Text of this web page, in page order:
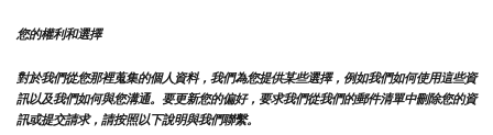
您的權利和選擇
對於我們從您那裡蒐集的個人資料，我們為您提供某些選擇，例如我們如何使用這些資
訊以及我們如何與您溝通。要更新您的偏好，要求我們從我們的郵件清單中刪除您的資
訊或提交請求，請按照以下說明與我們聯繫。